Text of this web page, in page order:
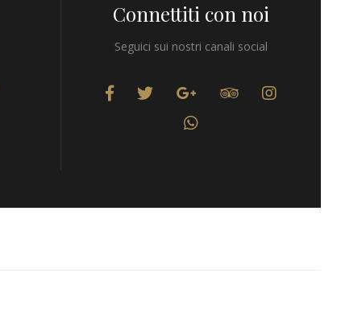
Connettiti con noi
Seguici sui nostri canali social